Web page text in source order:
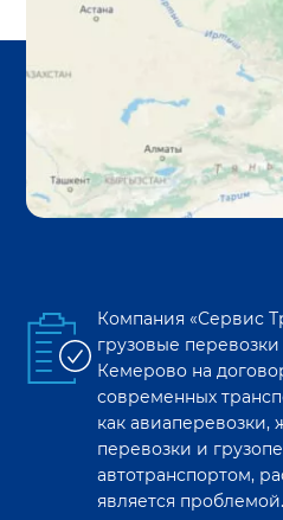
Компания «Сервис
грузовые перевозки
Кемерово на
современных
как
перевозки и
автотранспортом,
является проблемой.